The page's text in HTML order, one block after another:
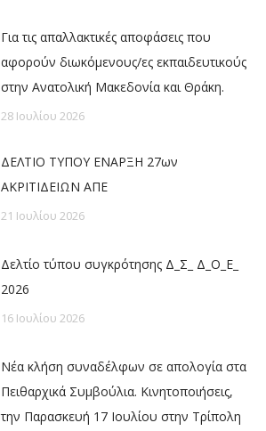
Για τις απαλλακτικές αποφάσεις που
αφορούν διωκόμενους/ες εκπαιδευτικούς
στην Ανατολική Μακεδονία και Θράκη.
28 Ιουλίου 2026
ΔΕΛΤΙΟ ΤΥΠΟΥ ΕΝΑΡΞΗ 27ων
ΑΚΡΙΤΙΔΕΙΩΝ ΑΠΕ
21 Ιουλίου 2026
Δελτίο τύπου συγκρότησης Δ_Σ_ Δ_Ο_Ε_
2026
16 Ιουλίου 2026
Νέα κλήση συναδέλφων σε απολογία στα
Πειθαρχικά Συμβούλια. Κινητοποιήσεις,
την Παρασκευή 17 Ιουλίου στην Τρίπολη